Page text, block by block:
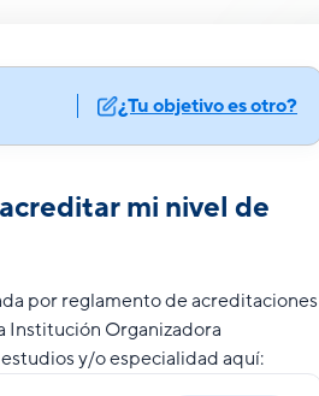
¿Tu objetivo es otro?
mi nivel de
por reglamento de acreditaciones
Institución Organizadora
y/o especialidad aquí: